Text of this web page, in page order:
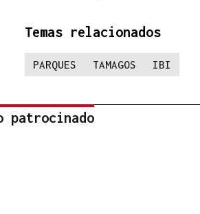
Temas relacionados
PARQUES TAMAGOS IBI
patrocinado